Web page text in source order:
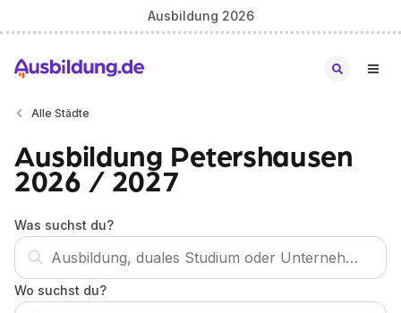
Ausbildung 2026
Alle Städte
Ausbildung Petershausen
2026 / 2027
Was suchst du?
Wo suchst du?